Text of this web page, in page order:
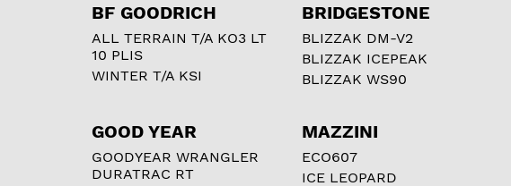
BF GOODRICH
ALL TERRAIN T/A KO3 LT
10 PLIS
WINTER T/A KSI
BRIDGESTONE
BLIZZAK DM-V2
BLIZZAK ICEPEAK
BLIZZAK WS90
GOOD YEAR
GOODYEAR WRANGLER
DURATRAC RT
MAZZINI
ECO607
ICE LEOPARD